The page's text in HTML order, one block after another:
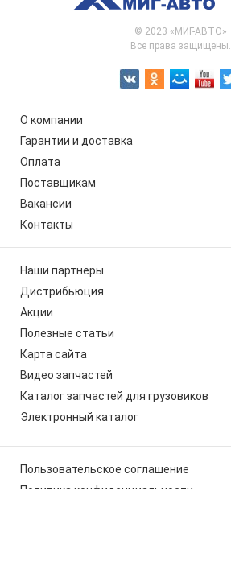
© 2023 «МИГ-АВТО»
Все права защищены.
О компании
Гарантии и доставка
Оплата
Поставщикам
Вакансии
Контакты
Наши партнеры
Дистрибьюция
Акции
Полезные статьи
Карта сайта
Видео запчастей
Каталог запчастей для грузовиков
Электронный каталог
Пользовательское соглашение
Политика конфиденциальности